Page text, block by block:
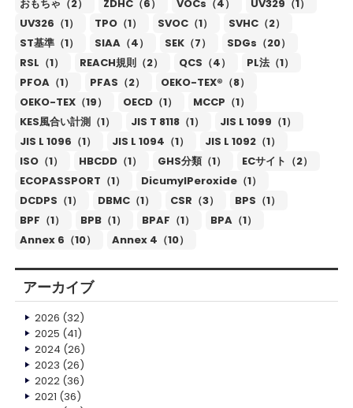
おもちゃ（2）
ZDHC（6） VOCs（4）
UV329（1）
UV326（1）
TPO（1） SVOC（1）
SVHC（2）
ST基準（1）
SIAA（4） SEK（7）
SDGs（20）
RSL（1）
REACH規則（2） QCS（4）
PL法（1）
PFOA（1）
PFAS（2）
OEKO-TEX®（8）
OEKO-TEX（19）
OECD（1）
MCCP（1）
KES風合い計測（1）
JIS T 8118（1）
JIS L 1099（1）
JIS L 1096（1）
JIS L 1094（1）
JIS L 1092（1）
ISO（1）
HBCDD（1） GHS分類（1）
ECサイト（2）
ECOPASSPORT（1）
DicumylPeroxide（1）
DCDPS（1）
DBMC（1） CSR（3）
BPS（1）
BPF（1）
BPB（1） BPAF（1）
BPA（1）
Annex 6（10）
Annex 4（10）
アーカイブ
2026 (32)
2025 (41)
2024 (26)
2023 (26)
2022(36)
2021 (36)